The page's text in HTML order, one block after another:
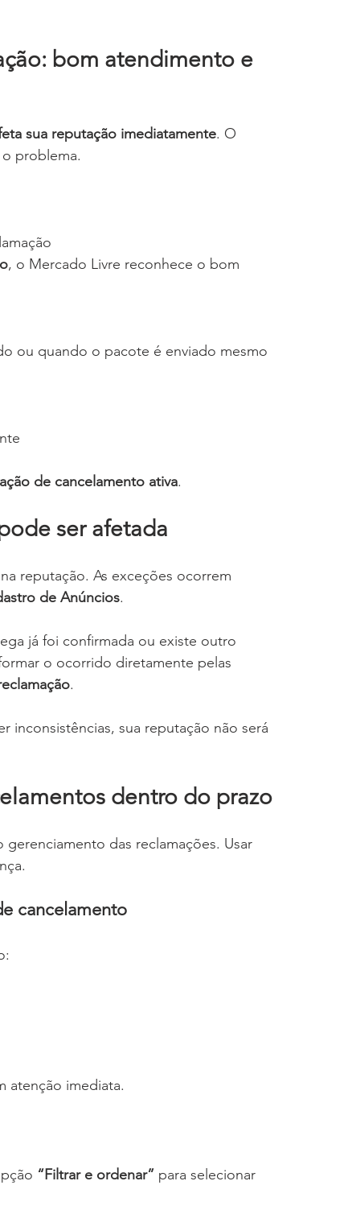
bom atendimento e
sua reputação imediatamente. O
problema.
, o Mercado Livre reconhece o bom
ou quando o pacote é enviado mesmo
de cancelamento ativa.
ser afetada
reputação. As exceções ocorrem
de Anúncios.
já foi confirmada ou existe outro
o ocorrido diretamente pelas
.
inconsistências, sua reputação não será
dentro do prazo
das reclamações. Usar
cancelamento
atenção imediata.
“Filtrar e ordenar” para selecionar